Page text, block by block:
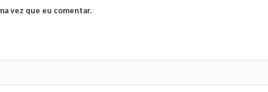
vez que eu comentar.